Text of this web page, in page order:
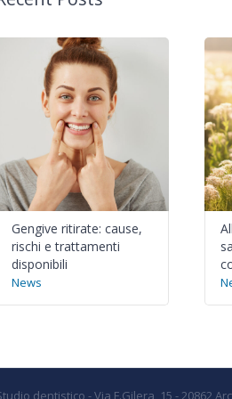
Gengive ritirate: cause,
rischi e trattamenti
disponibili
News
dentistico - Via F.Gilera, 15 - 20862